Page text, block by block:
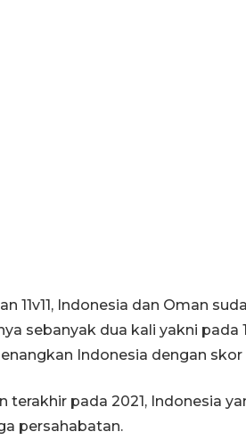
11v11, Indonesia dan Oman
sebanyak dua kali yakni pada
Indonesia dengan skor
terakhir pada 2021, Indonesia
persahabatan.